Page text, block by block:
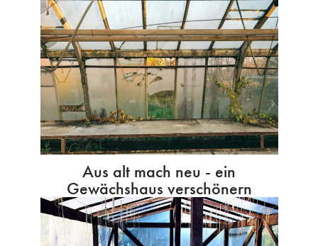
Aus alt mach neu - ein
Gewächshaus verschönern